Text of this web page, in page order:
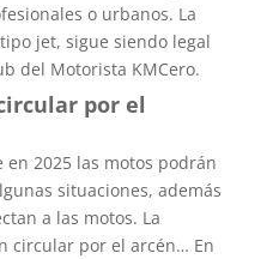
o urbanos. La
jet, sigue siendo legal
del Motorista KMCero.
por el
en 2025 las motos podrán
situaciones, además
a las motos. La
circular por el arcén… En